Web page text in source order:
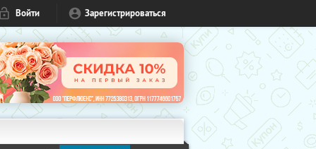
Войти Зарегистрироваться